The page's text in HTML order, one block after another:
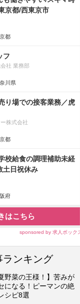
京都/西東京市
都
フ
社 業務部
川県
り場での接客業務／虎
株式会社
都
校給食の調理補助未経
土日祝休み
府
はこちら
sponsored by 求人ボック
ランキング
野菜の王様！】苦みが
になる！ピーマンの絶
シピ8選